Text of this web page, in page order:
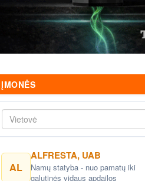
ĮMONĖS
Vietovė
AL
ALFRESTA, UAB
Namų statyba - nuo pamatų iki
galutinės vidaus apdailos